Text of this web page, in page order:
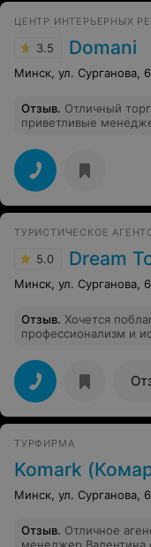
ЦЕНТР ИНТЕРЬЕРНЫХ
3.5 Domani
Минск, ул. Сурганова,
Отзыв. Отличный
приветливые
ТУРИСТИЧЕСКОЕ
5.0 Dream
Минск, ул. Сурганова,
Отзыв. Хочется
профессионализм и
первый раз и всегда
ТУРФИРМА
Komark
Минск, ул. Сурганова,
Отзыв. Отличное